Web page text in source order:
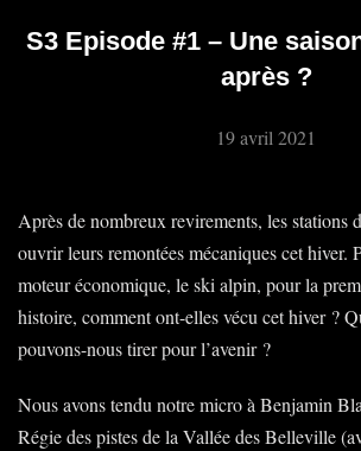
S3 Episode #1 – Une
après ?
19 avril 2021
Après de nombreux revirements, les stations
ouvrir leurs remontées mécaniques cet hiver.
moteur économique, le ski alpin, pour la
histoire, comment ont-elles vécu cet hiver ?
pouvons-nous tirer pour l’avenir ?
Nous avons tendu notre micro à Benjamin
Régie des pistes de la Vallée des Belleville